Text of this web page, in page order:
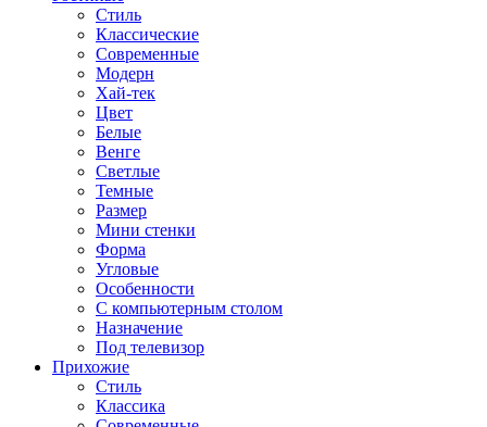
Стиль
Классические
Современные
Модерн
Хай-тек
Цвет
Белые
Венге
Светлые
Темные
Размер
Мини стенки
Форма
Угловые
Особенности
С компьютерным столом
Назначение
Под телевизор
Прихожие
Стиль
Классика